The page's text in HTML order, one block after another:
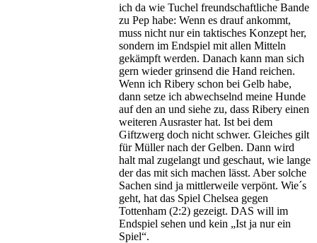
ich da wie Tuchel freundschaftliche Bande
zu Pep habe: Wenn es drauf ankommt,
muss nicht nur ein taktisches Konzept her,
sondern im Endspiel mit allen Mitteln
gekämpft werden. Danach kann man sich
gern wieder grinsend die Hand reichen.
Wenn ich Ribery schon bei Gelb habe,
dann setze ich abwechselnd meine Hunde
auf den an und siehe zu, dass Ribery einen
weiteren Ausraster hat. Ist bei dem
Giftzwerg doch nicht schwer. Gleiches gilt
für Müller nach der Gelben. Dann wird
halt mal zugelangt und geschaut, wie lange
der das mit sich machen lässt. Aber solche
Sachen sind ja mittlerweile verpönt. Wie´s
geht, hat das Spiel Chelsea gegen
Tottenham (2:2) gezeigt. DAS will im
Endspiel sehen und kein „Ist ja nur ein
Spiel“.